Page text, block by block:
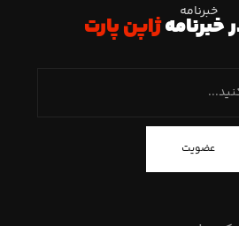
خبرنامه ژاپن پارت
عضویت